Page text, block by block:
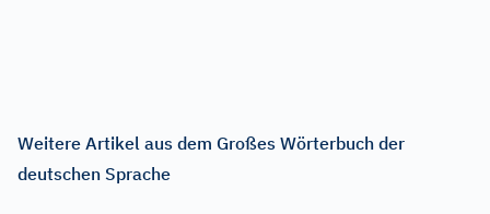
Weitere Artikel aus dem Großes Wörterbuch der
deutschen Sprache